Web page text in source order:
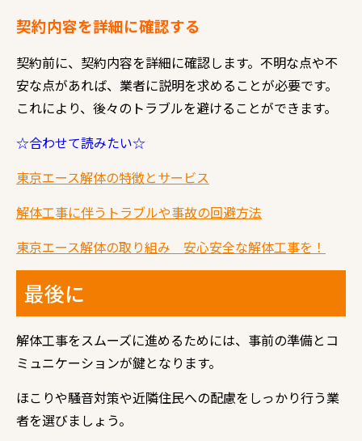
契約内容を詳細に確認する
契約前に、契約内容を詳細に確認します。不明な点や不
安な点があれば、業者に説明を求めることが必要です。
これにより、後々のトラブルを避けることができます。
☆合わせて読みたい☆
東京エース解体の特徴とサービス
解体工事に伴うトラブルや事故の回避方法
東京エース解体の取り組み 安心安全な解体工事を！
最後に
解体工事をスムーズに進めるためには、事前の準備とコ
ミュニケーションが鍵となります。
ほこりや騒音対策や近隣住民への配慮をしっかり行う業
者を選びましょう。